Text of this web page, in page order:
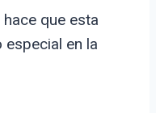
que esta
en la